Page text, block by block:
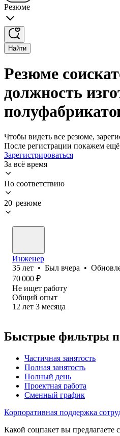
Резюме
Найти
Резюме
должность
Чтобы видеть все резюме,
После регистрации покажем
Зарегистрироваться
За всё время
По соответствию
20 резюме
Инженер
35 лет • Был вчера •
70 000 ₽
Не ищет работу
Общий опыт
12 лет 3 месяца
Быстрые фильтры
Частичная занятость
Полная занятость
Полный день
Проектная работа
Сменный график
Корпоративная поддержка
Какой соцпакет вы предлагаете